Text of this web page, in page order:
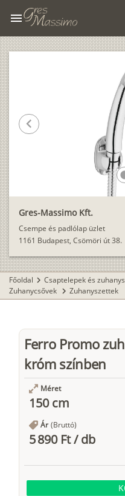
menu
Gres-Massimo Kft.
Csempe és padlólap üzlet
1161 Budapest, Csömöri út 38.
chevron_left
Főoldal chevron_right Csaptelepek és
Zuhanycsővek chevron_right Zuhanyszettek
Ferro Promo
króm színben
Méret
150 cm
Ár (Bruttó)
5 890 Ft/db